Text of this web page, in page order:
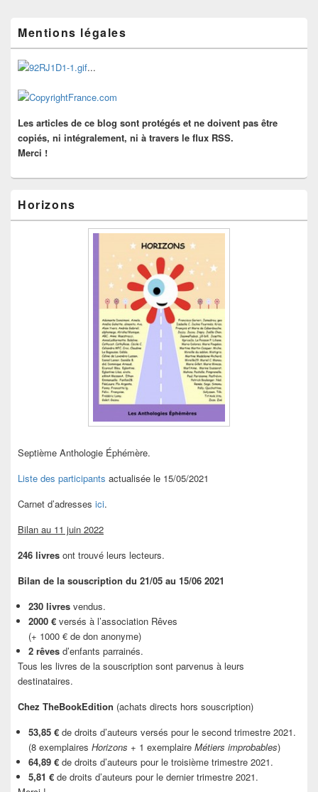
principale
de
widget
pour
barre
Mentions légales
...
Les articles de ce blog sont protégés et ne doivent pas être
copiés, ni intégralement, ni à travers le flux RSS.
Merci !
Horizons
Septième Anthologie Éphémère.
Liste des participants actualisée le 15/05/2021
Carnet d’adresses ici.
Bilan au 11 juin 2022
246 livres ont trouvé leurs lecteurs.
Bilan de la souscription du 21/05 au 15/06 2021
230 livres vendus.
2000 € versés à l’association Rêves
(+ 1000 € de don anonyme)
2 rêves d’enfants parrainés.
Tous les livres de la souscription sont parvenus à leurs
destinataires.
Chez TheBookEdition (achats directs hors souscription)
53,85 € de droits d’auteurs versés pour le second trimestre 2021.
(8 exemplaires Horizons + 1 exemplaire Métiers improbables)
64,89 € de droits d’auteurs pour le troisième trimestre 2021.
5,81 € de droits d’auteurs pour le dernier trimestre 2021.